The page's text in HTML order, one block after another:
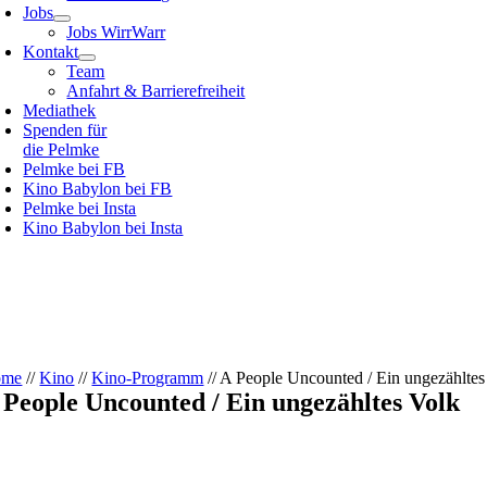
Jobs
Jobs WirrWarr
Kontakt
Team
Anfahrt & Barrierefreiheit
Mediathek
Spenden für
die Pelmke
Pelmke bei FB
Kino Babylon bei FB
Pelmke bei Insta
Kino Babylon bei Insta
//Kino //Kino-Programm // A People Uncounted / Ein
Uncounted / Ein ungezähltes Volk